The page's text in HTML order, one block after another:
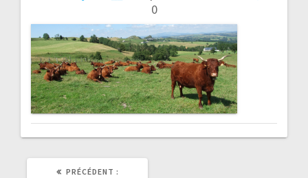
0
de
l’article
PRÉCÉDENT :